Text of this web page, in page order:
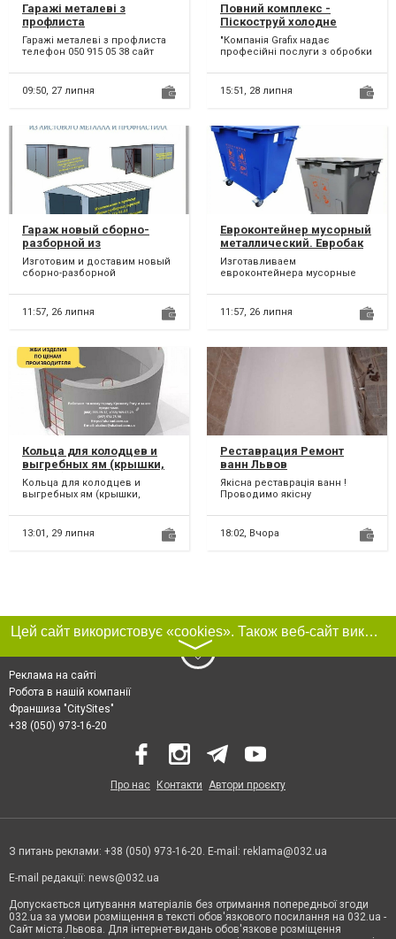
Гаражі металеві з
профлиста
Гаражі металеві з профлиста
телефон 050 915 05 38 сайт
Особливості вигот...
09:50, 27 липня
Повний комплекс -
Піскоструй холодне
цинкування, порошкове
фарбування
"Компанія Grafix надає
професійні послуги з обробки
фарбування - Піскостру...
15:51, 28 липня
Гараж новый сборно-
разборной из
профнастила. Гараж
новый железный
Изготовим и доставим новый
сборно-разборной
односкатной и двускатной
крышей. Мы...
11:57, 26 липня
Евроконтейнер мусорный
металлический. Евробак
железный для мусора,
отходов
Изготавливаем
евроконтейнера мусорные
заполнения 1.1 куб/м³ и
евробаки желез...
11:57, 26 липня
Кольца для колодцев и
выгребных ям (крышки,
днища)
Кольца для колодцев и
выгребных ям (крышки,
и выгребных ям.
Железобето...
13:01, 29 липня
Реставрация Ремонт
ванн Львов
Якісна реставрація ванн !
Проводимо якісну
душових піддонів ! Ми з 20...
18:02, Вчора
Цей сайт використовує «cookies». Також веб-сайт використовує інтернет-сервіс для збору технічних даних стосовно відвідувачів з метою отримання маркетингової та статистичної інформації. Умови обробки даних відвідувачів сайту див.
〉
Реклама на сайті
Робота в нашій компанії
Франшиза "CitySites"
+38 (050) 973-16-20
Про нас Контакти Автори проєкту
З питань реклами: +38 (050) 973-16-20. E-mail: reklama@032.ua
E-mail редакції: news@032.ua
Допускається цитування матеріалів без отримання попередньої згоди
032.ua за умови розміщення в тексті обов'язкового посилання на 032.ua -
Сайт міста Львова. Для інтернет-видань обов'язкове розміщення